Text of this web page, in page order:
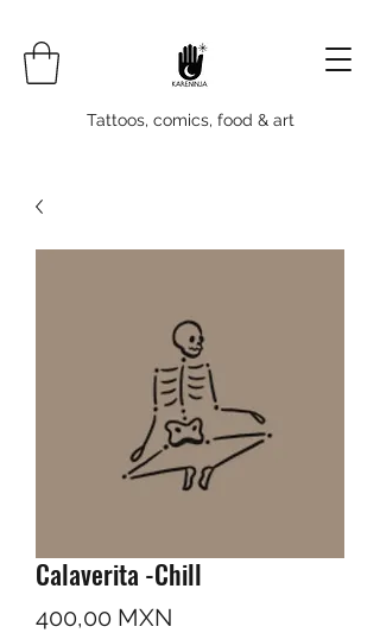
Tattoos, comics, food & art
Calaverita -Chill
400,00 MXN